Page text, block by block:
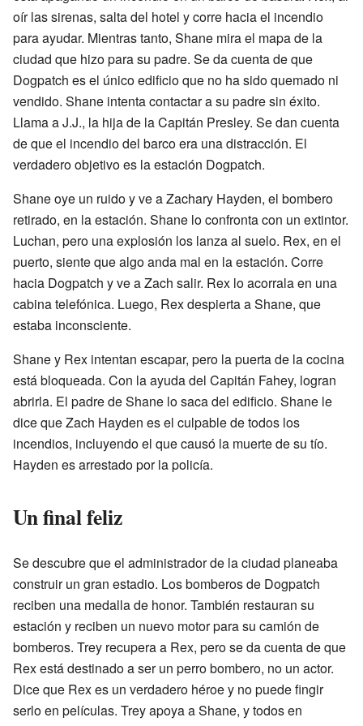
oír las sirenas, salta del hotel y corre hacia el incendio
para ayudar. Mientras tanto, Shane mira el mapa de la
ciudad que hizo para su padre. Se da cuenta de que
Dogpatch es el único edificio que no ha sido quemado ni
vendido. Shane intenta contactar a su padre sin éxito.
Llama a J.J., la hija de la Capitán Presley. Se dan cuenta
de que el incendio del barco era una distracción. El
verdadero objetivo es la estación Dogpatch.
Shane oye un ruido y ve a Zachary Hayden, el bombero
retirado, en la estación. Shane lo confronta con un extintor.
Luchan, pero una explosión los lanza al suelo. Rex, en el
puerto, siente que algo anda mal en la estación. Corre
hacia Dogpatch y ve a Zach salir. Rex lo acorrala en una
cabina telefónica. Luego, Rex despierta a Shane, que
estaba inconsciente.
Shane y Rex intentan escapar, pero la puerta de la cocina
está bloqueada. Con la ayuda del Capitán Fahey, logran
abrirla. El padre de Shane lo saca del edificio. Shane le
dice que Zach Hayden es el culpable de todos los
incendios, incluyendo el que causó la muerte de su tío.
Hayden es arrestado por la policía.
Un final feliz
Se descubre que el administrador de la ciudad planeaba
construir un gran estadio. Los bomberos de Dogpatch
reciben una medalla de honor. También restauran su
estación y reciben un nuevo motor para su camión de
bomberos. Trey recupera a Rex, pero se da cuenta de que
Rex está destinado a ser un perro bombero, no un actor.
Dice que Rex es un verdadero héroe y no puede fingir
serlo en películas. Trey apoya a Shane, y todos en